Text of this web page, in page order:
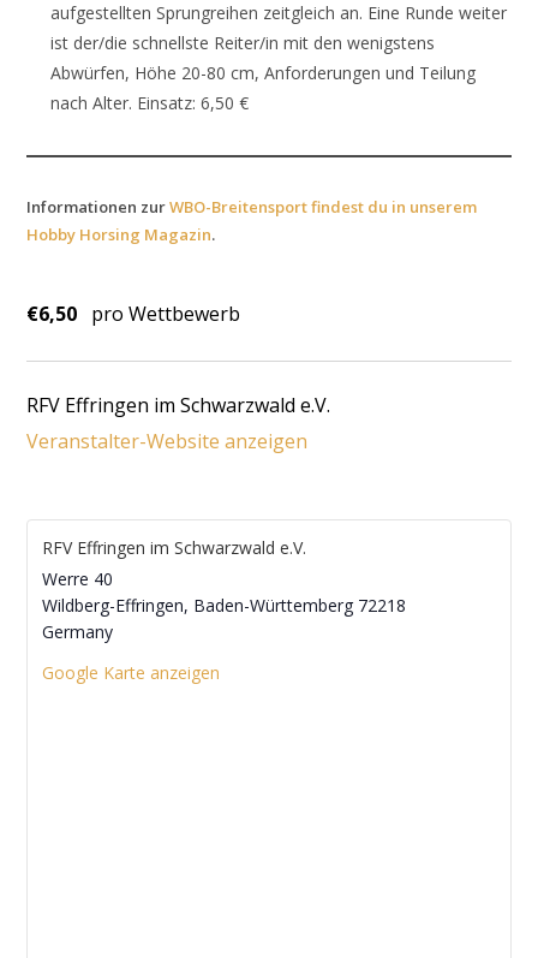
aufgestellten Sprungreihen zeitgleich an. Eine Runde weiter
ist der/die schnellste Reiter/in mit den wenigstens
Abwürfen, Höhe 20-80 cm, Anforderungen und Teilung
nach Alter. Einsatz: 6,50 €
Informationen zurWBO-Breitensport findest du in unserem
Hobby Horsing Magazin.
€6,50 pro Wettbewerb
RFV Effringen im Schwarzwald e.V.
Veranstalter-Website anzeigen
RFV Effringen im Schwarzwald e.V.
Werre 40
Wildberg-Effringen, Baden-Württemberg 72218
Germany
Google Karte anzeigen